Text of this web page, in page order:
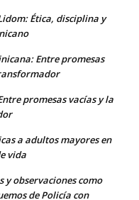
Ética, disciplina y
Entre promesas
promesas vacías y la
a adultos mayores en
vida
y observaciones como
de Policía con